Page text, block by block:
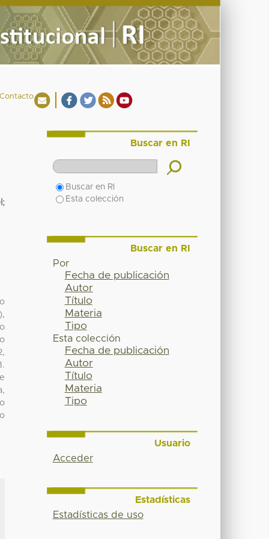
;
Buscar en RI
Buscar en RI
Esta colección
Buscar en RI
Por
Fecha de publicación
Autor
Título
Materia
Tipo
Esta colección
Fecha de publicación
Autor
Título
Materia
Tipo
Usuario
Acceder
Estadísticas
Estadísticas de uso